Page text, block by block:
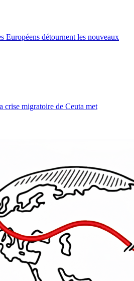
Européens détournent les nouveaux
crise migratoire de Ceuta met